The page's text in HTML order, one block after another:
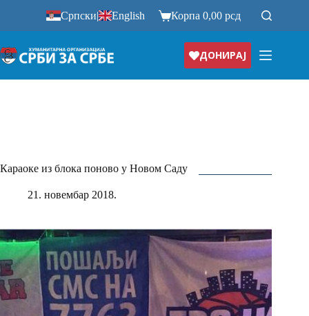
Српски| English Корпа0,00рсд
ДОНИРАЈ
Караоке из блока поново у Новом Саду
21. новембар 2018.